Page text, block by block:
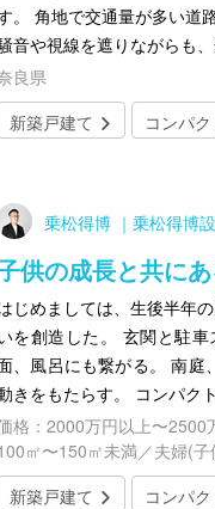
。 角地で交通量が多い道
音や視線を遮りながらも
良県
新築戸建て
コンパ
乗松得博 ｜乗松得博
供の成長と共に
じめましては、生後半年
を創造した。 玄関と駐
、風呂にも繋がる。 南庭
きをもたらす。 コンパク
格：2000万円以上〜2500
㎡〜150㎡未満／夫婦(
新築戸建て
コンパ